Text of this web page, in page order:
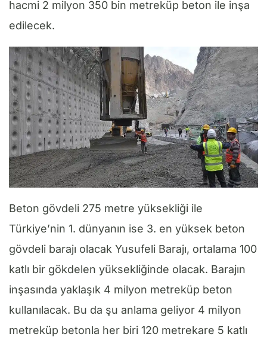
hacmi 2 milyon 350 bin metreküp beton ile inşa
edilecek.
Beton gövdeli 275 metre yüksekliği ile
Türkiye’nin 1. dünyanın ise 3. en yüksek beton
gövdeli barajı olacak Yusufeli Barajı, ortalama 100
katlı bir gökdelen yüksekliğinde olacak. Barajın
inşasında yaklaşık 4 milyon metreküp beton
kullanılacak. Bu da şu anlama geliyor 4 milyon
metreküp betonla her biri 120 metrekare 5 katlı